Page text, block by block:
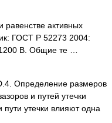
равенстве активных
ГОСТ Р 52273 2004:
В. Общие те …
Определение размеров
и путей утечки
утечки влияют одна